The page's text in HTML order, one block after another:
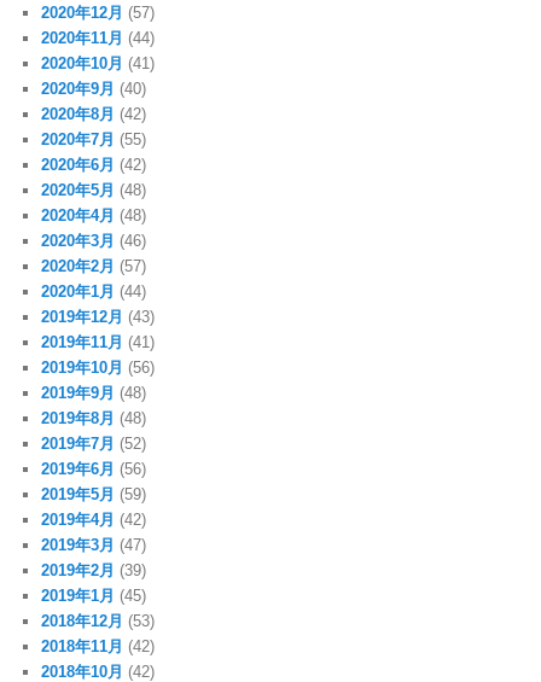
2020年12月 (57)
2020年11月 (44)
2020年10月 (41)
2020年9月 (40)
2020年8月 (42)
2020年7月 (55)
2020年6月 (42)
2020年5月 (48)
2020年4月 (48)
2020年3月 (46)
2020年2月 (57)
2020年1月 (44)
2019年12月 (43)
2019年11月 (41)
2019年10月 (56)
2019年9月 (48)
2019年8月 (48)
2019年7月 (52)
2019年6月 (56)
2019年5月 (59)
2019年4月 (42)
2019年3月 (47)
2019年2月 (39)
2019年1月 (45)
2018年12月 (53)
2018年11月 (42)
2018年10月 (42)